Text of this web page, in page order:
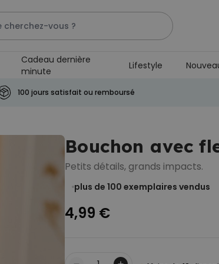
P
Chaussettes personnalisées
plus de
28.500
exemplaires
vendus
19,99 €
Personnalisable
Peignoir personnalisé avec
texte et couronne de laurier
Cadeau dernière
minute
Lifestyle
100 jours satisfait ou remboursé
Bouchon avec
Petits détails, grands impacts.
plus de 100 exemplaires vendus
4,99 €